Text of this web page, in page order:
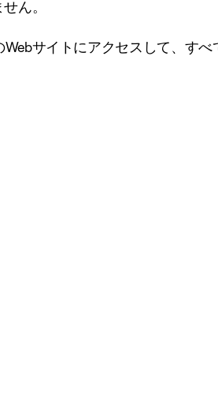
ん。
サイトにアクセスして、す